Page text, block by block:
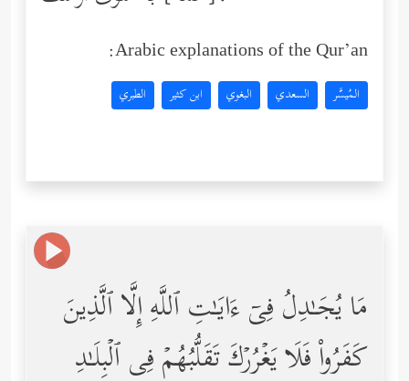
Arabic explanations of the Qur’an:
المُيسَّر السعدي البغوي ابن كثير الطبري
مَا یُجَـٰدِلُ فِیۤ ءَایَـٰتِ ٱللَّهِ إِلَّا ٱلَّذِینَ
كَفَرُواْ فَلَا یَغۡرُرۡكَ تَقَلُّبُهُمۡ فِی ٱلۡبِلَـٰدِ